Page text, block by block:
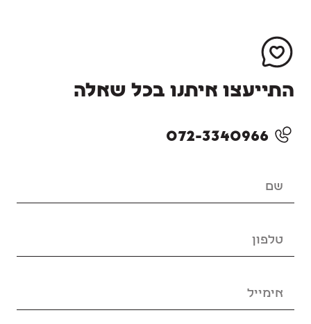
התייעצו איתנו בכל שאלה
072-3340966